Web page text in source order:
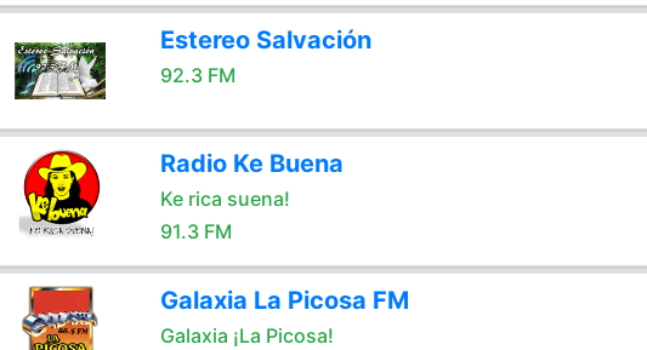
Estereo Salvación
92.3 FM
Radio Ke Buena
Ke rica suena!
91.3 FM
Galaxia La Picosa FM
Galaxia ¡La Picosa!